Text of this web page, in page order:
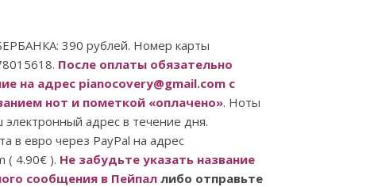
390 рублей. Номер карты
После оплаты обязательно
на адрес pianocovery@gmail.com с
нот и пометкой «оплачено». Ноты
адрес в течение дня.
в евро через PayPal на адрес
( 4.90€ ). Не забудьте указать название
сообщения в Пейпаллибо отправьте